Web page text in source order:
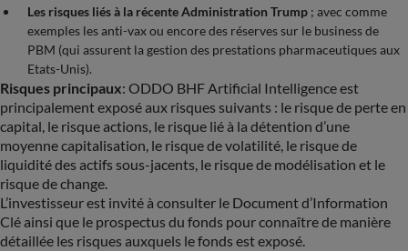
Les risques liés à la récente Administration Trump ; avec comme
exemples les anti-vax ou encore des réserves sur le business de
PBM (qui assurent la gestion des prestations pharmaceutiques aux
Etats-Unis).
Risques principaux: ODDO BHF Artificial Intelligence est
principalement exposé aux risques suivants : le risque de perte en
capital, le risque actions, le risque lié à la détention d’une
moyenne capitalisation, le risque de volatilité, le risque de
liquidité des actifs sous-jacents, le risque de modélisation et le
risque de change.
L’investisseur est invité à consulter le Document d’Information
Clé ainsi que le prospectus du fonds pour connaître de manière
détaillée les risques auxquels le fonds est exposé.